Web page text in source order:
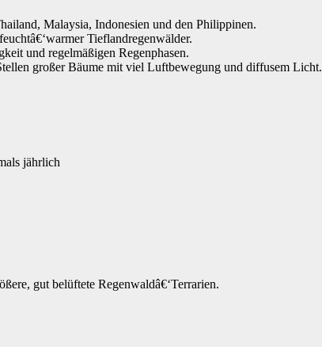
Malaysia, Indonesien und den Philippinen.
Tieflandregenwälder.
und regelmäßigen Regenphasen.
großer Bäume mit viel Luftbewegung und diffusem Licht.
jährlich
gut belüftete Regenwaldâ€‘Terrarien.